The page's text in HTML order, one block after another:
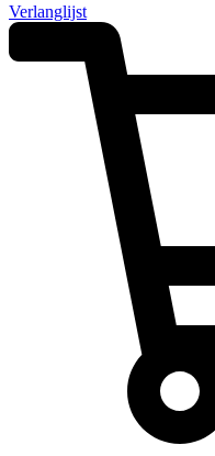
Verlanglijst